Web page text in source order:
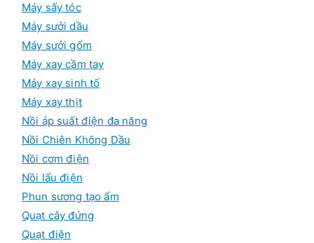
Máy sấy tóc
Máy sưởi dầu
Máy sưởi gốm
Máy xay cầm tay
Máy xay sinh tố
Máy xay thịt
Nồi áp suất điện đa năng
Nồi Chiên Không Dầu
Nồi cơm điện
Nồi lẩu điện
Phun sương tạo ẩm
Quạt cây đứng
Quạt điện